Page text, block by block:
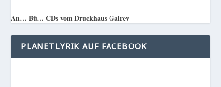
An… Bü… CDs vom Druckhaus Galrev
PLANETLYRIK AUF FACEBOOK